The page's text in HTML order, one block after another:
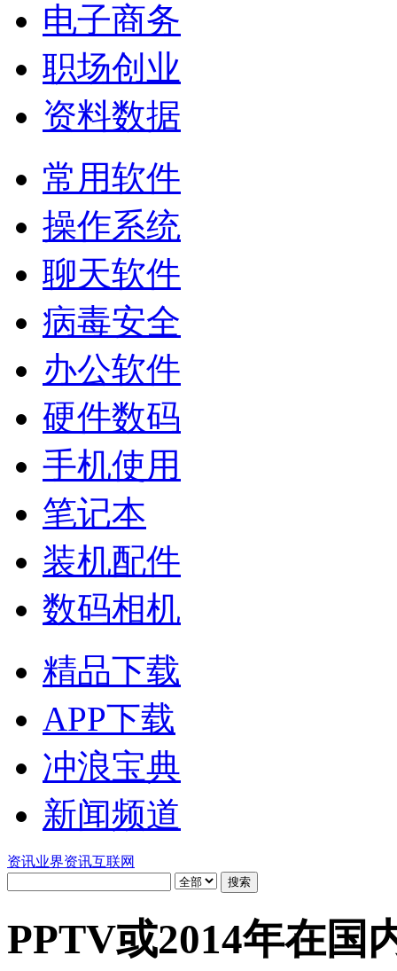
电子商务
职场创业
资料数据
常用软件
操作系统
聊天软件
病毒安全
办公软件
硬件数码
手机使用
笔记本
装机配件
数码相机
精品下载
APP下载
冲浪宝典
新闻频道
资讯业界资讯互联网
PPTV或2014年在国